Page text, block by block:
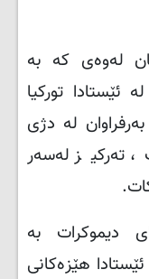
لەوەی کە بە
ئێستادا تورکیا
لە دژی
تەرکیز لەسەر
.
دیموکرات بە
هێزەکانی